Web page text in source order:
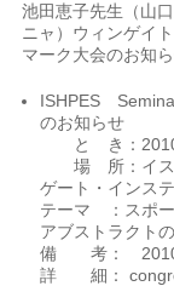
池田恵子先生（山
ニャ）ウィンゲイ
マーク大会のお知
ISHPES
のお知らせ
と き：2010
場 所：イスラ
ゲート・インス
テーマ ：スポー
アブストラクト
備 考： 2010年
詳 細：